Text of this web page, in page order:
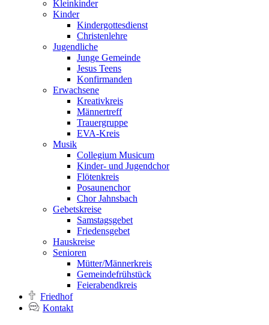
Kleinkinder
Kinder
Kindergottesdienst
Christenlehre
Jugendliche
Junge Gemeinde
Jesus Teens
Konfirmanden
Erwachsene
Kreativkreis
Männertreff
Trauergruppe
EVA-Kreis
Musik
Collegium Musicum
Kinder- und Jugendchor
Flötenkreis
Posaunenchor
Chor Jahnsbach
Gebetskreise
Samstagsgebet
Friedensgebet
Hauskreise
Senioren
Mütter/Männerkreis
Gemeindefrühstück
Feierabendkreis
Friedhof
Kontakt